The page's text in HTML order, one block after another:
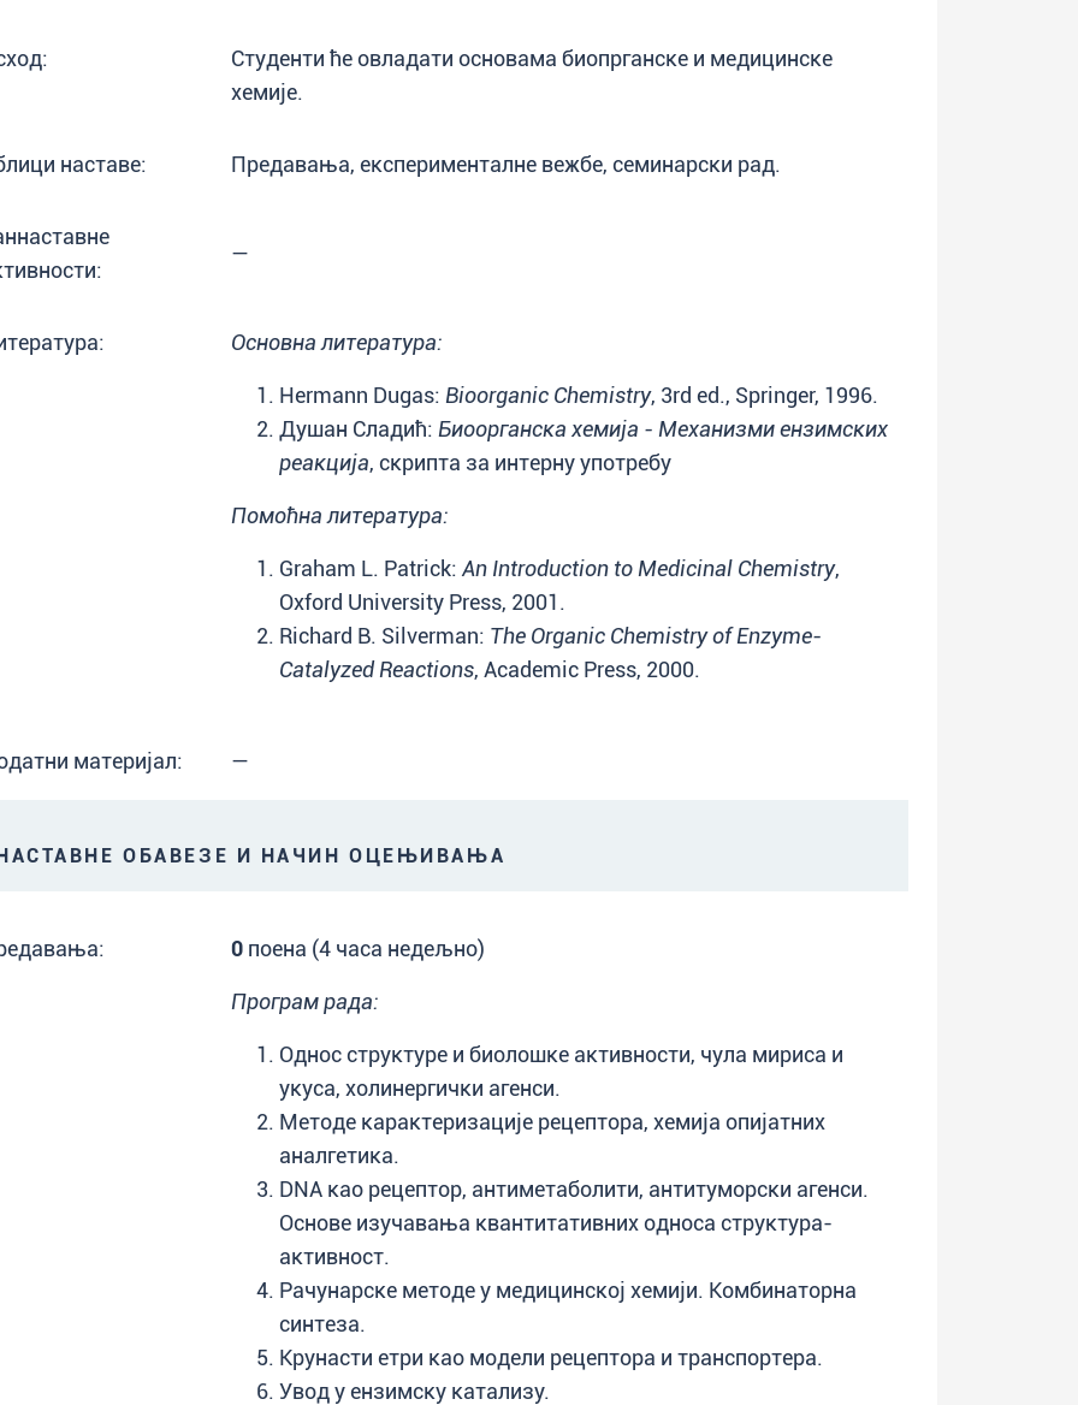
Студенти ће овладати основама биопрганске и медицинске
хемије.
наставе: Предавања, експерименталне вежбе, семинарски рад.
—
Основна литература:
Hermann Dugas: Bioorganic Chemistry, 3rd ed., Springer, 1996.
Душан Сладић: Биоорганска хемија - Механизми ензимских
реакција, скрипта за интерну употребу
Помоћна литература:
Graham L. Patrick: An Introduction to Medicinal Chemistry,
Oxford University Press, 2001.
Richard B. Silverman: The Organic Chemistry of Enzyme-
Catalyzed Reactions, Academic Press, 2000.
материјал: —
ОБАВЕЗЕ И НАЧИН ОЦЕЊИВАЊА
0 поена (4 часа недељно)
Програм рада:
Однос структуре и биолошке активности, чула мириса и
укуса, холинергички агенси.
Методе карактеризације рецептора, хемија опијатних
аналгетика.
DNA као рецептор, антиметаболити, антитуморски агенси.
Основе изучавања квантитативних односа структура-
активност.
Рачунарске методе у медицинској хемији. Комбинаторна
синтеза.
Крунасти етри као модели рецептора и транспортера.
Увод у ензимску катализу.